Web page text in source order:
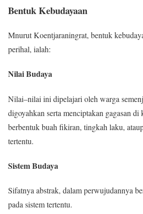
Bentuk Kebudayaan
Mnurut Koentjaraningrat, bentuk
perihal, ialah:
Nilai Budaya
Nilai–nilai ini dipelajari oleh warga
digoyahkan serta menciptakan gagasan
berbentuk buah fikiran, tingkah laku,
tertentu.
Sistem Budaya
Sifatnya abstrak, dalam perwujudannya
pada sistem tertentu.